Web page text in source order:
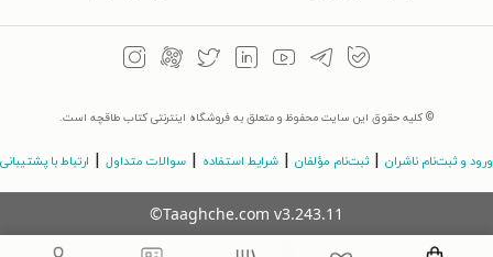
© کلیه حقوق این سایت محفوظ و متعلق به فروشگاه اینترنتی کتاب طاقچه است.
ورود و ثبت‌نام ناشران ثبت‌نام مؤلفان شرایط استفاده سوالات متداول ارتباط با پشتیبانی
©Taaghche.com v3.243.11